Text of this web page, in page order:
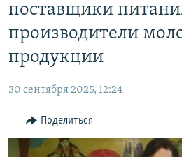
главной
навигации
Вернутся
ТОҶИКӢ
TÜRKMENÇE
ПОДПИШИТЕСЬ НА НАС В СОЦСЕТЯХ
Все сайты РСЕ/РС
поставщики
производители
продукции
30 сентября 2025, 12:24
Поделиться